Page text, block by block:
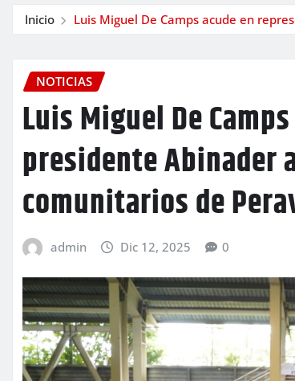
Inicio Luis Miguel De Camps acude en
NOTICIAS
Luis Miguel De
presidente Abinader
comunitarios de
admin Dic 12, 2025 0